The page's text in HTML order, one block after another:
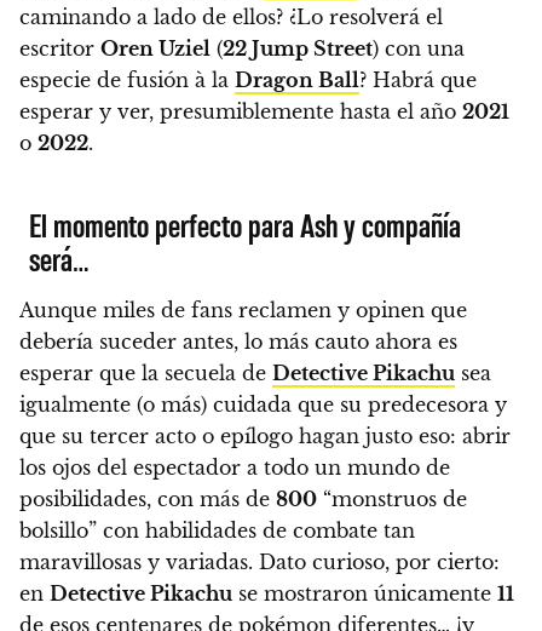
caminando a lado de ellos? ¿Lo resolverá el
escritor Oren Uziel (22 Jump Street) con una
especie de fusión à la Dragon Ball? Habrá que
esperar y ver, presumiblemente hasta el año 2021
o 2022.
El momento perfecto para Ash y compañía
será…
Aunque miles de fans reclamen y opinen que
debería suceder antes, lo más cauto ahora es
esperar que la secuela de Detective Pikachusea
igualmente (o más) cuidada que su predecesora y
que su tercer acto o epílogo hagan justo eso: abrir
los ojos del espectador a todo un mundo de
posibilidades, con más de 800 “monstruos de
bolsillo” con habilidades de combate tan
maravillosas y variadas. Dato curioso, por cierto:
en Detective Pikachuse mostraron únicamente 11
de esos centenares de pokémon diferentes… ¡y